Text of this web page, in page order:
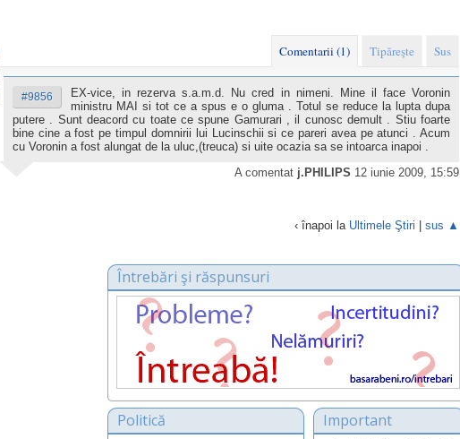
Comentarii (1) Tipăreşte Sus
#9856
EX-vice, in rezerva s.a.m.d. Nu cred in nimeni. Mine il face Voronin
ministru MAI si tot ce a spus e o gluma . Totul se reduce la lupta dupa
putere . Sunt deacord cu toate ce spune Gamurari , il cunosc demult . Stiu foarte
bine cine a fost pe timpul domnirii lui Lucinschii si ce pareri avea pe atunci . Acum
cu Voronin a fost alungat de la uluc,(treuca) si uite ocazia sa se intoarca inapoi .
A comentat j.PHILIPS 12 iunie 2009, 15:59
‹ înapoi la Ultimele Ştiri sus ▲
Întrebări şi răspunsuri
Important
Politică